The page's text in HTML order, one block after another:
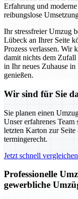
Erfahrung und
reibungslose
Ihr stressfreier Umzug
Lübeck an Ihrer Seite
Prozess verlassen. Wir
damit nichts dem Zufall
in Ihr neues Zuhause
genießen.
Wir sind für Sie
Sie planen einen
Unser erfahrenes
letzten Karton zur Seite
termingerecht.
Jetzt schnell vergleichen
Professionelle
gewerbliche